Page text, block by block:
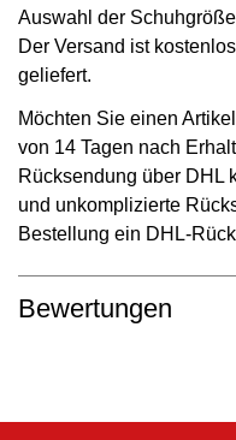
Auswahl der
Der Versand ist
geliefert.
Möchten Sie einen
von 14 Tagen nach
Rücksendung über DHL
und unkomplizierte
Bestellung ein DHL-
Bewertungen